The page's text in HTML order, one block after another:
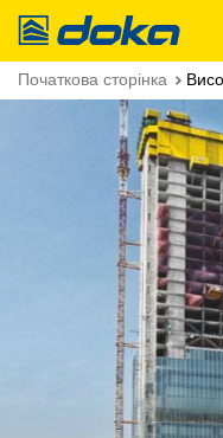
Doka
Початкова сторінка